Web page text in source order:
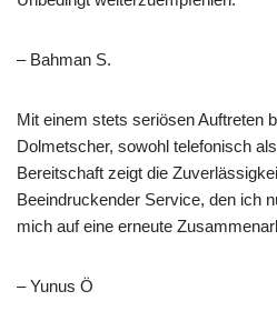
– Bahman S.
Mit einem stets seriösen Auftreten
Dolmetscher, sowohl telefonisch
Bereitschaft zeigt die
Beeindruckender Service, den ich
mich auf eine erneute
– Yunus Ö